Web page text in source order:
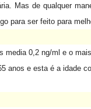
Mas de qualquer
para ser feito para
media 0,2 ng/ml e o
anos e esta é a idade